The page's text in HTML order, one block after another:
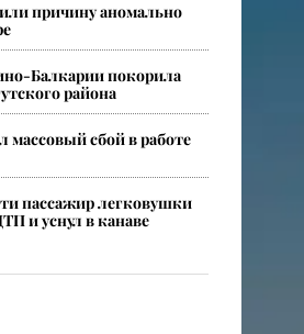
причину аномально
Балкарии покорила
района
массовый сбой в работе
пассажир легковушки
и уснул в канаве